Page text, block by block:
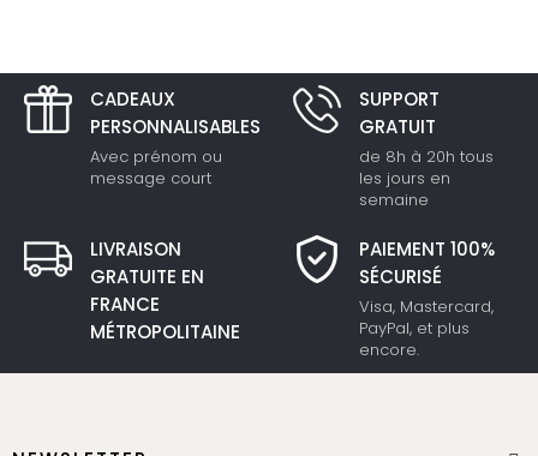
CADEAUX
PERSONNALISABLES
Avec prénom ou
message court
SUPPORT
GRATUIT
de 8h à 20h tous
les jours en
semaine
LIVRAISON
GRATUITE EN
FRANCE
MÉTROPOLITAINE
PAIEMENT 100%
SÉCURISÉ
Visa, Mastercard,
PayPal, et plus
encore.